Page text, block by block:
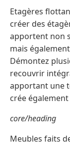
Etagères
créer des
apportent non
mais
Démontez
recouvrir
apportant une
crée
core/heading
Meubles faits